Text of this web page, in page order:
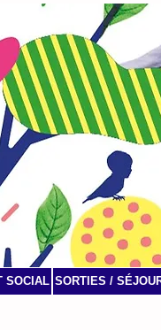
SOCIAL SORTIES /